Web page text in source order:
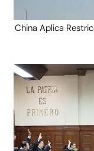
China Aplica